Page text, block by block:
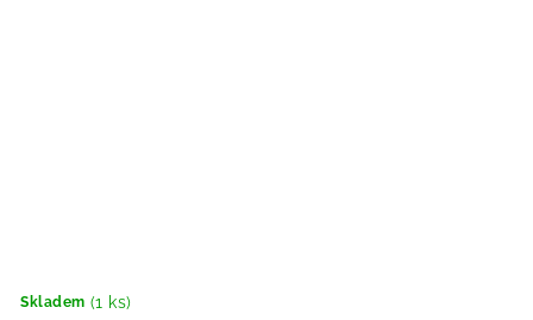
Skladem (1 ks)